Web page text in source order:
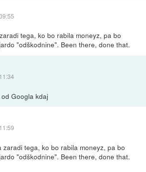
tega, ko bo rabila moneyz, pa bo
"odškodnine". Been there, done that.
Googla kdaj
zaradi tega, ko bo rabila moneyz, pa bo
"odškodnine". Been there, done that.